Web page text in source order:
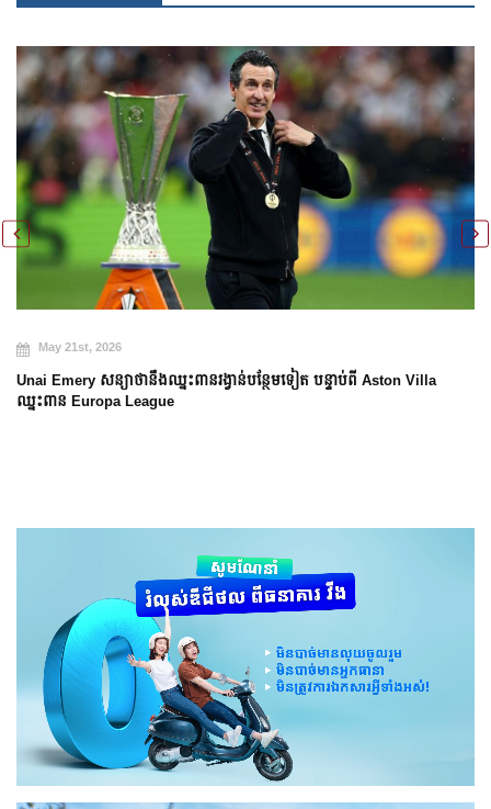
May 21st, 2026
Unai Emery សន្យាថានឹងឈ្នះពានរង្វាន់បន្ថែមទៀត បន្ទាប់ពី Aston Villa
ឈ្នះពាន Europa League